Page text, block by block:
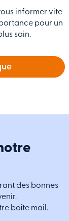
informer vite
pour un
sain.
des bonnes
boîte mail.